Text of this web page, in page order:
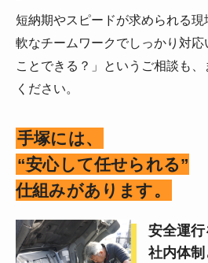
短納期やスピードが求められる
軟なチームワークでしっかり対
ことできる？」というご相談も
ください。
手塚には、
“安心して任せられる”
仕組みがあります。
安全運行
社内体